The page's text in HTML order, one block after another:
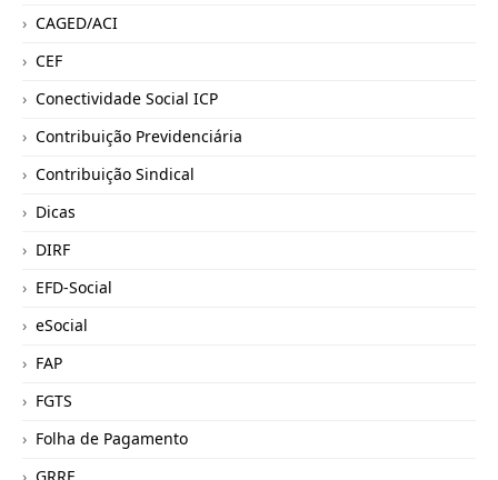
CAGED/ACI
CEF
Conectividade Social ICP
Contribuição Previdenciária
Contribuição Sindical
Dicas
DIRF
EFD-Social
eSocial
FAP
FGTS
Folha de Pagamento